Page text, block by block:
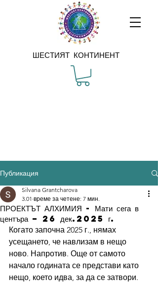
ШЕСТИЯТ КОНТИНЕНТ
Публикация
ПРОЕКТЪТ АЛХИМИЯ - Мати сега в
центъра – 26 дек.2025 г.
Silvana Grantcharova
3.01 време за четене: 7 мин.
Когато започна 2025 г., нямах
усещането, че навлизам в нещо
ново. Напротив. Още от самото
начало годината се представи като
нещо, което идва, за да се затвори.